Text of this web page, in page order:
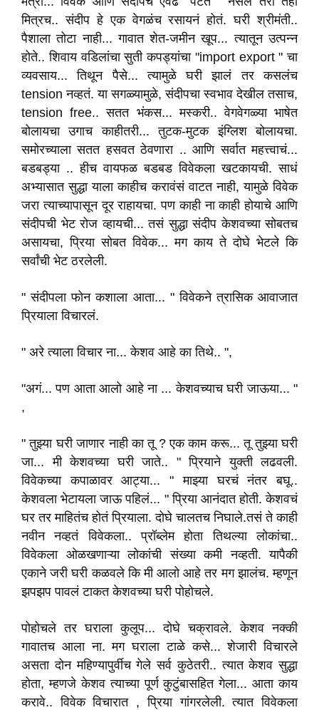
मित्रच.. संदीप हे एक वेगळंच रसायनं होतं. घरी श्रीमंती..
पैशाला तोटा नाही... गावात शेत-जमीन खूप... त्यातून उत्पन्न
होते.. शिवाय वडिलांचा सुती कपड्यांचा "import export " चा
व्यवसाय... तिथून पैसे... त्यामुळे घरी झालं तर कसलंच
tension नव्हतं. या सगळ्यामुळे, संदीपचा स्वभाव देखील तसाच,
tension free.. सतत भंकस... मस्करी.. वेगवेगळ्या भाषेत
बोलायचा उगाच काहीतरी... तुटक-मुटक इंग्लिश बोलायचा.
समोरच्याला सतत हसवत ठेवणारा .. आणि सर्वात महत्त्वाचं...
बडबड्या .. हीच वायफळ बडबड विवेकला खटकायची. साधं
अभ्यासात सुद्धा याला काहीच करावंसं वाटत नाही, यामुळे विवेक
जरा त्याच्यापासून दूर राहायचा. पण काही ना काही होयाचे आणि
संदीपची भेट रोज व्हायची... तसं सुद्धा संदीप केशवच्या सोबतच
असायचा, प्रिया सोबत विवेक... मग काय ते दोघे भेटले कि
सर्वांची भेट ठरलेली.
" संदीपला फोन कशाला आता... " विवेकने त्रासिक आवाजात
प्रियाला विचारलं.
" अरे त्याला विचार ना... केशव आहे का तिथे.. ",
"अगं... पण आता आलो आहे ना ... केशवच्याच घरी जाऊया... "
,
" तुझ्या घरी जाणार नाही का तू ? एक काम करू... तू तुझ्या घरी
जा... मी केशवच्या घरी जाते.. " प्रियाने युक्ती लढवली.
विवेकच्या कपाळावर आट्या... " माझ्या घरचं नंतर बघू..
केशवला भेटायला जाऊ पहिलं... " प्रिया आनंदात होती. केशवचं
घर तर माहितंच होतं प्रियाला. दोघे चालतच निघाले.तसं ते काही
नवीन नव्हतं विवेकला.. प्रॉब्लेम होता तिथल्या लोकांचा..
विवेकला ओळखणाऱ्या लोकांची संख्या कमी नव्हती. यापैकी
एकाने जरी घरी कळवले कि मी आलो आहे तर मग झालंच. म्हणून
झपझप पावलं टाकत केशवच्या घरी पोहोचले.
पोहोचले तर घराला कुलूप... दोघे चक्रावले. केशव नक्की
गावातच आला ना. मग घराला टाळे कसे... शेजारी विचारले
असता दोन महिण्यापुर्वीच गेले सर्व कुठेतरी.. त्यात केशव सुद्धा
होता, म्हणजे केशव त्याच्या पूर्ण कुटुंबासहित गेला... आता काय
करावे.. विवेक विचारात , प्रिया गांगरलेली. त्यात विवेकला